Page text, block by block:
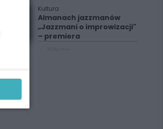
Kultura
Almanach jazzmanów
„Jazzmani o improwizacji"
– premiera